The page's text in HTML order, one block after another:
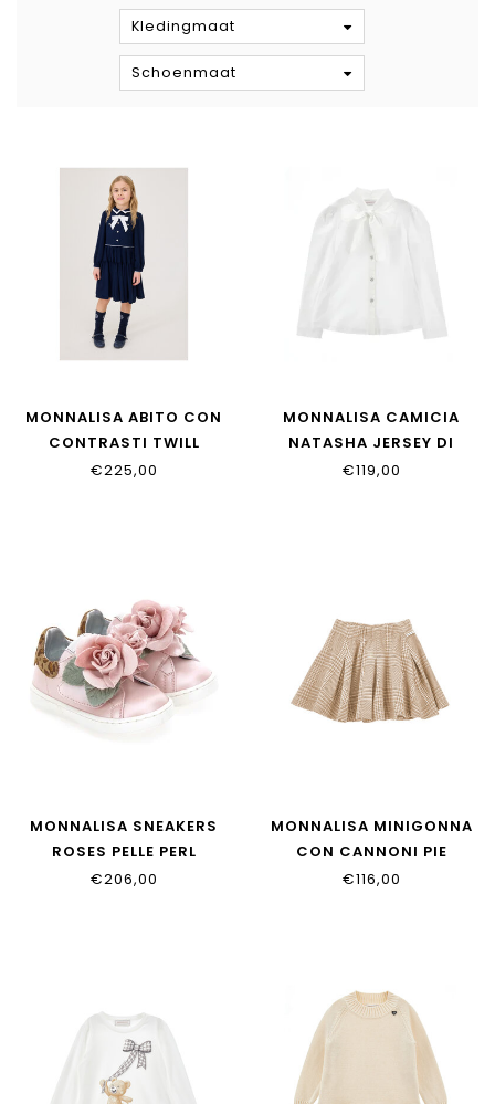
Kledingmaat
Schoenmaat
MONNALISA ABITO CON
CONTRASTI TWILL
18HAHA_8114_056S
€225,00
MONNALISA CAMICIA
NATASHA JERSEY DI
18HOCA_8201_0099
€119,00
MONNALISA SNEAKERS
ROSES PELLE PERL
83H001_8777_0194
€206,00
MONNALISA MINIGONNA
CON CANNONI PIE
17H701_8217_0203
€116,00